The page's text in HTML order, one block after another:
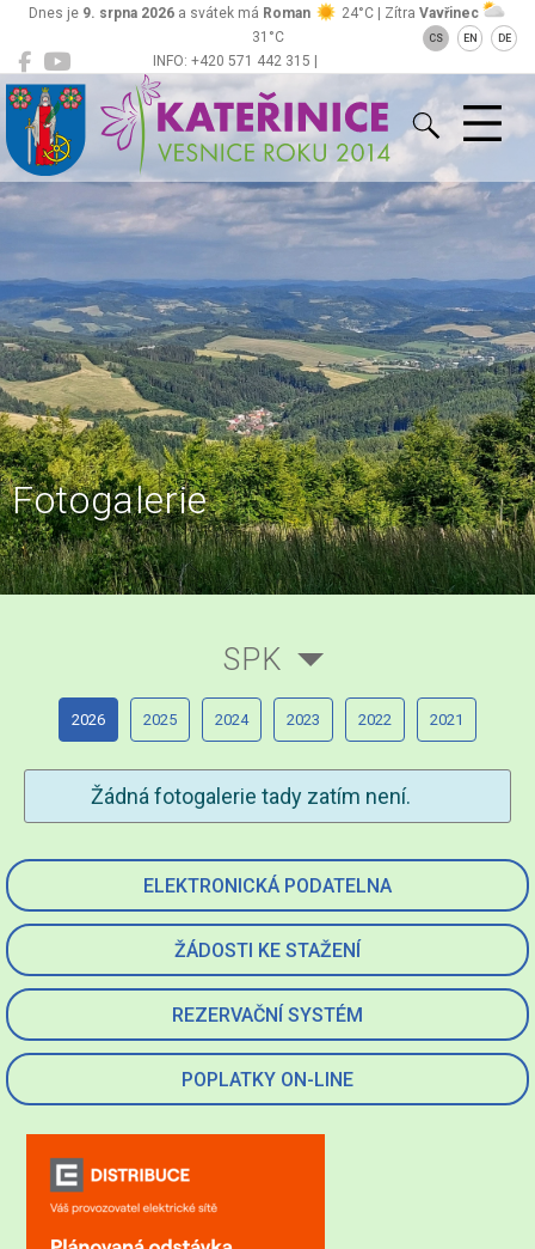
INFO: +420 571 442 315 |
ou@obeckaterinice.cz
Dnes je 9. srpna 2026 a svátek má Roman 24°C | Zítra Vavřinec
31°C
CS EN DE
Kateřinice
Fotogalerie
ELEKTRONICKÁ PODATELNA
ŽÁDOSTI KE STAŽENÍ
REZERVAČNÍ SYSTÉM
POPLATKY ON-LINE
SPK
2026 2025 2024 2023 2022 2021
Žádná fotogalerie tady zatím není.